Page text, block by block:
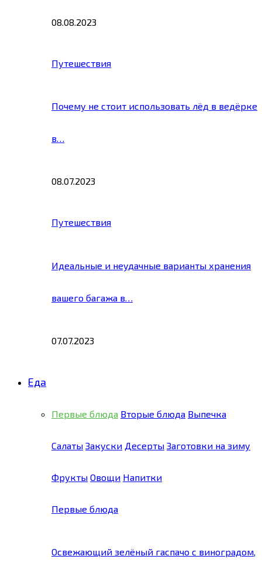
08.08.2023
Путешествия
Почему не стоит использовать лёд в ведёрке
в…
08.07.2023
Путешествия
Идеальные и неудачные варианты хранения
вашего багажа в…
07.07.2023
Еда
Первые блюда Вторые блюда Выпечка
Салаты Закуски Десерты Заготовки на зиму
Фрукты Овощи Напитки
Первые блюда
Освежающий зелёный гаспачо с виноградом,